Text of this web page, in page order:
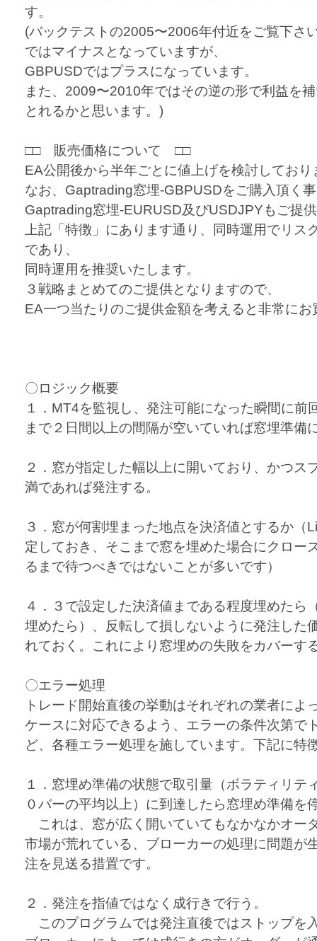
す。
(バックテストの2005〜2006年付近をご覧下さ
ではマイナスとなっていますが、
GBPUSDではプラスになっています。
また、2009〜2010年ではその逆の形で利益を
とれるかと思います。)
□□ 販売価格について □□
EA公開後から半年ごとに値上げを検討しており
なお、Gaptrading窓埋-GBPUSDをご購入頂く
Gaptrading窓埋-EURUSD及びUSDJPYもご提
上記「特徴」にあります通り、同時運用でリス
であり、
同時運用を推奨いたします。
３戦略まとめてのご提供となりますので、
EA一つ当たりのご提供金額を考えると非常に
〇ロジック概要
１．MT4を監視し、発注可能になった瞬間に前
まで２日間以上の間隔が空いていれば窓埋準備
２．窓が指定した幅以上に開いており、かつス
満であれば発注する。
３．窓が何割埋まった地点を決済値とするか（
定しておき、そこまで窓を埋めた場合にクロー
るまで待つべきではないことが多いです）
４．３で設定した決済値まである程度埋めたら
埋めたら）、反転して損しないように発注した
れておく。これにより窓埋めの失敗をカバーす
〇エラー処理
トレード開始直後の挙動はそれぞれの業者によ
ケースに対応できるよう、エラーの条件次第で
ど、各種エラー処理を施しています。下記に特
１．窓埋め準備の状態で取引量（ボラティリテ
０バーの平均以上）に到達したら窓埋め準備を
これは、窓が広く開いていてもなかなかオー
市場が荒れている、ブローカーの処理に問題が
注を見送る措置です。
２．発注を指値ではなく成行きで行う。
このプログラムでは発注直後ではストップを